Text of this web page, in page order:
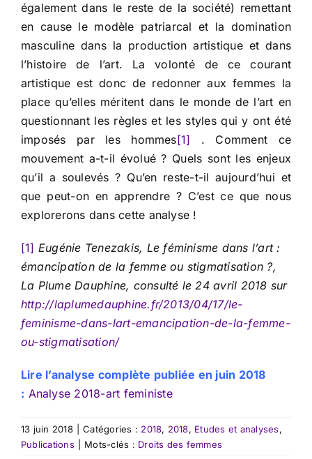
également dans le reste de la société) remettant
en cause le modèle patriarcal et la domination
masculine dans la production artistique et dans
l’histoire de l’art. La volonté de ce courant
artistique est donc de redonner aux femmes la
place qu’elles méritent dans le monde de l’art en
questionnant les règles et les styles qui y ont été
imposés par les hommes[1]
. Comment ce
mouvement a-t-il évolué ? Quels sont les enjeux
qu’il a soulevés ? Qu’en reste-t-il aujourd’hui et
que peut-on en apprendre ? C’est ce que nous
explorerons dans cette analyse !
[1] Eugénie Tenezakis, Le féminisme dans l’art :
émancipation de la femme ou stigmatisation ?,
La Plume Dauphine, consulté le 24 avril 2018 sur
http://laplumedauphine.fr/2013/04/17/le-
feminisme-dans-lart-emancipation-de-la-femme-
ou-stigmatisation/
Lire l’analyse complète publiée en juin 2018
: Analyse 2018-art feministe
13 juin 2018 Catégories : 2018, 2018, Etudes et analyses,
Publications
Mots-clés : Droits des femmes